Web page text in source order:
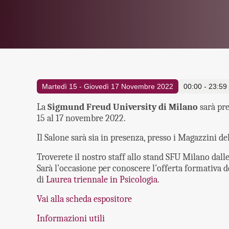
Martedì 15 - Giovedì 17 Novembre 2022 00:00 - 23:59
LaSigmund Freud University di Milano sarà
15 al 17 novembre 2022.
Il Salone sarà sia in presenza, presso i Magazzini
Troverete il nostro staff allo stand SFU Milano
Sarà l’occasione per conoscere l’offerta
diLaurea triennale in Psicologia.
Vai alla scheda espositore
Informazioni utili